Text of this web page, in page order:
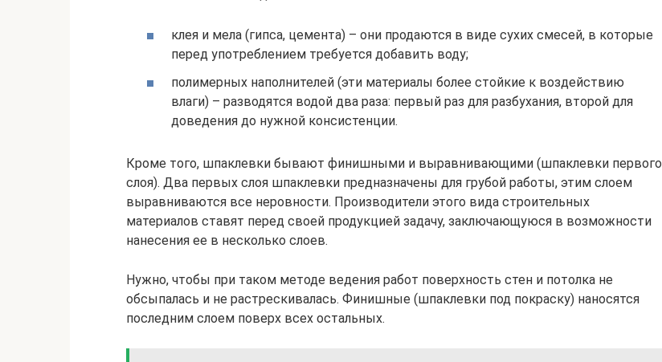
клея и мела (гипса, цемента) – они продаются в виде сухих смесей, в которые
перед употреблением требуется добавить воду;
полимерных наполнителей (эти материалы более стойкие к воздействию
влаги) – разводятся водой два раза: первый раз для разбухания, второй для
доведения до нужной консистенции.
Кроме того, шпаклевки бывают финишными и выравнивающими (шпаклевки первого
слоя). Два первых слоя шпаклевки предназначены для грубой работы, этим слоем
выравниваются все неровности. Производители этого вида строительных
материалов ставят перед своей продукцией задачу, заключающуюся в возможности
нанесения ее в несколько слоев.
Нужно, чтобы при таком методе ведения работ поверхность стен и потолка не
обсыпалась и не растрескивалась. Финишные (шпаклевки под покраску) наносятся
последним слоем поверх всех остальных.